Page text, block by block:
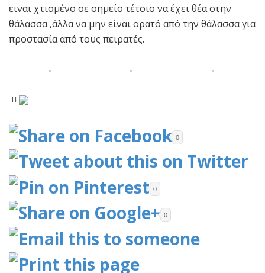
ειναι χτισμένο σε σημείο τέτοιο να έχει θέα στην
θάλασσα ,άλλα να μην είναι ορατό από την θάλασσα για
προστασία από τους πειρατές.
0
0
0